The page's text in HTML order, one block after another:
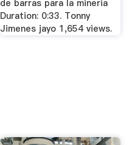
de barras para la mineria
Duration: 0:33. Tonny
Jimenes jayo 1,654 views.